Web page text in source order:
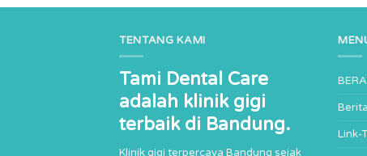
TENTANG KAMI
Tami Dental Care
adalah klinik gigi
terbaik di Bandung.
Klinik gigi terpercaya Bandung sejak
Berita
Link-